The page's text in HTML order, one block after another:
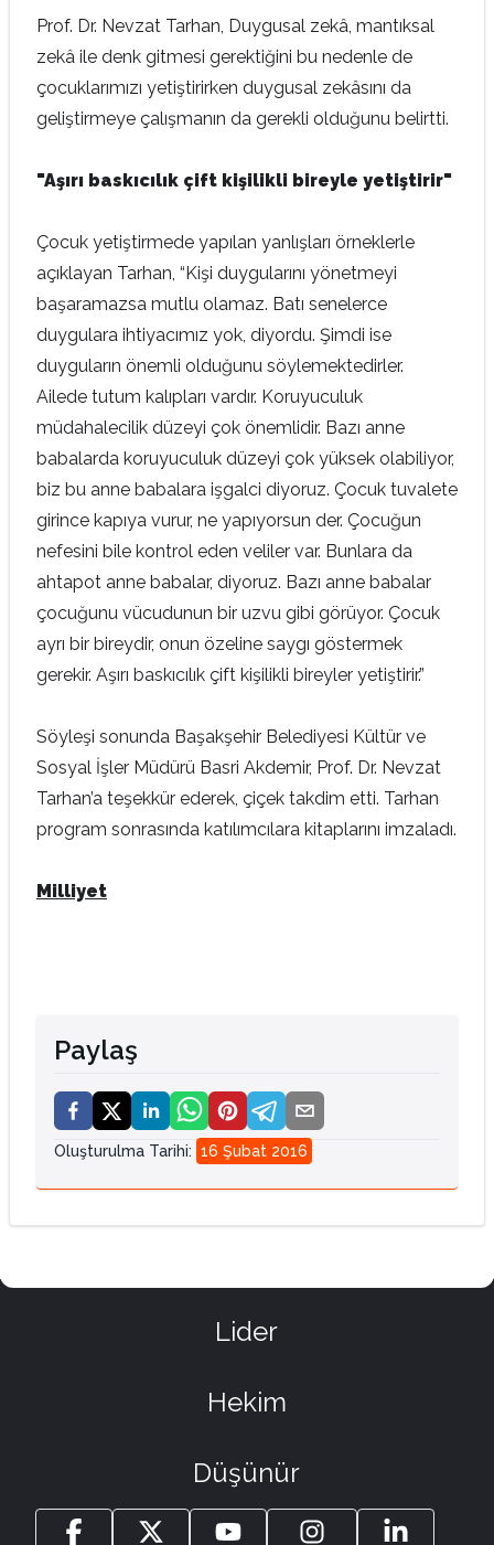
Prof. Dr. Nevzat Tarhan, Duygusal zekâ, mantıksal
zekâ ile denk gitmesi gerektiğini bu nedenle de
çocuklarımızı yetiştirirken duygusal zekâsını da
geliştirmeye çalışmanın da gerekli olduğunu belirtti.
"Aşırı baskıcılık çift kişilikli bireyle yetiştirir"
Çocuk yetiştirmede yapılan yanlışları örneklerle
açıklayan Tarhan, “Kişi duygularını yönetmeyi
başaramazsa mutlu olamaz. Batı senelerce
duygulara ihtiyacımız yok, diyordu. Şimdi ise
duyguların önemli olduğunu söylemektedirler.
Ailede tutum kalıpları vardır. Koruyuculuk
müdahalecilik düzeyi çok önemlidir. Bazı anne
babalarda koruyuculuk düzeyi çok yüksek olabiliyor,
biz bu anne babalara işgalci diyoruz. Çocuk tuvalete
girince kapıya vurur, ne yapıyorsun der. Çocuğun
nefesini bile kontrol eden veliler var. Bunlara da
ahtapot anne babalar, diyoruz. Bazı anne babalar
çocuğunu vücudunun bir uzvu gibi görüyor. Çocuk
ayrı bir bireydir, onun özeline saygı göstermek
gerekir. Aşırı baskıcılık çift kişilikli bireyler yetiştirir.”
Söyleşi sonunda Başakşehir Belediyesi Kültür ve
Sosyal İşler Müdürü Basri Akdemir, Prof. Dr. Nevzat
Tarhan’a teşekkür ederek, çiçek takdim etti. Tarhan
program sonrasında katılımcılara kitaplarını imzaladı.
Milliyet
Paylaş
Oluşturulma Tarihi: 16 Şubat 2016
Lider
Hekim
Düşünür